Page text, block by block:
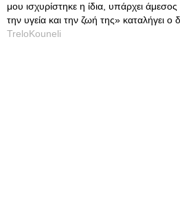
μου ισχυρίστηκε η ίδια, υπάρχει άμεσος
την υγεία και την ζωή της» καταλήγει ο
TreloKouneli